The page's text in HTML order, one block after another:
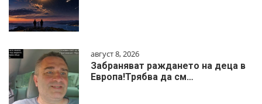
август 8, 2026
Забраняват раждането на деца в
Европа!Трябва да см…